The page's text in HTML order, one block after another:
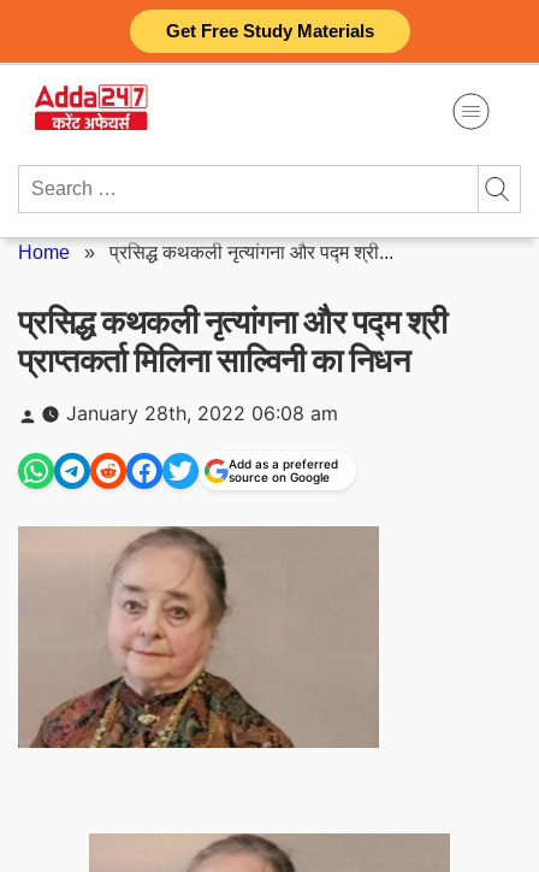
Get Free Study Materials
content
Search
Home »प्रसिद्ध कथकली नृत्यांगना और पद्म श्री...
प्रसिद्ध कथकली नृत्यांगना और पद्म श्री
प्राप्तकर्ता मिलिना साल्विनी का निधन
Posted
by
January 28th, 2022 06:08 am
Add as a preferred
source on Google